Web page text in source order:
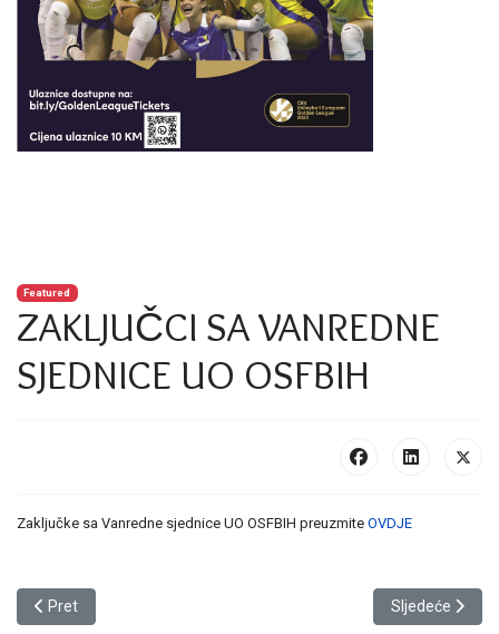
Featured
ZAKLJUČCI SA VANREDNE
SJEDNICE UO OSFBIH
Zaključke sa Vanredne sjednice UO OSFBIH preuzmite OVDJE
Prethodni članak: Registracija utakmice i kazne službenim licima
Pret Sljedeći
Sljedeće